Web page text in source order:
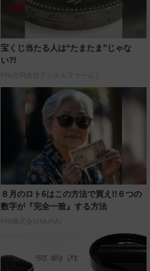
宝くじ当たる人は“たまたま”じゃな
い?!
PR(合同会社デジタルファーム )
８月のロト6はこの方法で買え!!６つの
数字が『完全一致』する方法
PR(株式会社MURA)